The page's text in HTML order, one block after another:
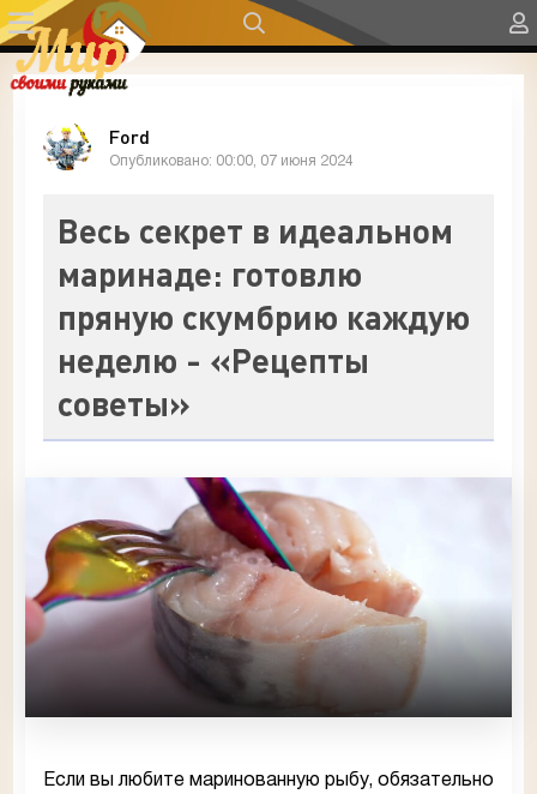
Ford
Опубликовано: 00:00, 07 июня 2024
Весь секрет в идеальном
маринаде: готовлю
пряную скумбрию каждую
неделю - «Рецепты
советы»
Если вы любите маринованную рыбу, обязательно